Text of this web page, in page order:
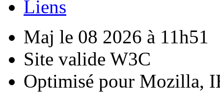
Liens
Maj le 08 2026 à 11h51
Site valide W3C
Optimisé pour Mozilla,